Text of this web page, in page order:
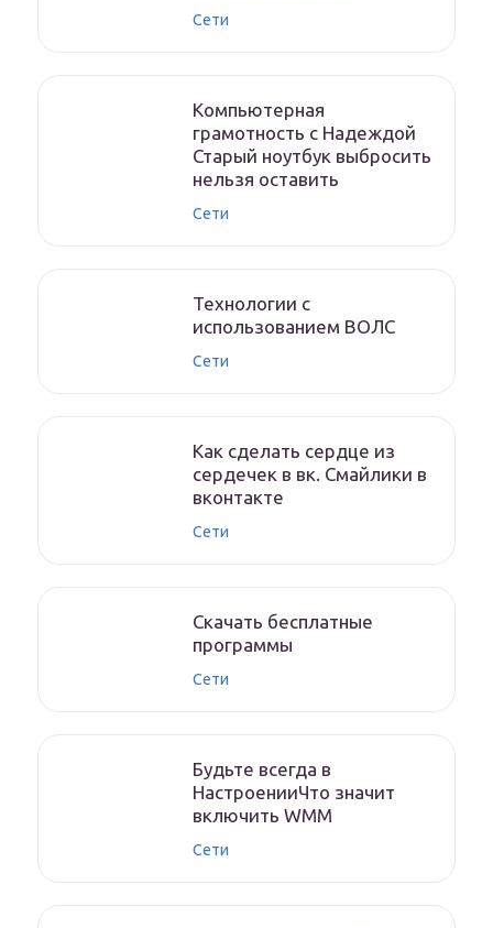
Сети
Компьютерная
грамотность с Надеждой
Старый ноутбук выбросить
нельзя оставить
Сети
Технологии с
использованием ВОЛС
Сети
Как сделать сердце из
сердечек в вк. Смайлики в
вконтакте
Сети
Скачать бесплатные
программы
Сети
Будьте всегда в
НастроенииЧто значит
включить WMM
Сети